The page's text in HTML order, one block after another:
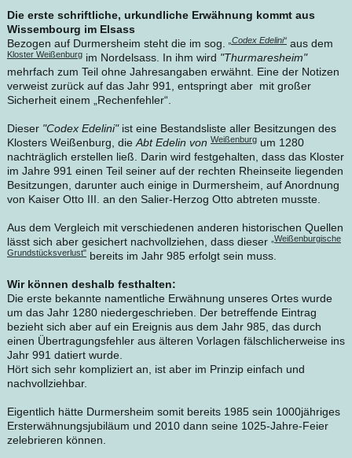
Die erste schriftliche, urkundliche Erwähnung kommt aus
Wissembourg im Elsass
Bezogen auf Durmersheim steht die im sog. „Codex Edelini“aus dem
Kloster Weißenburgim Nordelsass. In ihm wird "Thurmaresheim"
mehrfach zum Teil ohne Jahresangaben erwähnt. Eine der Notizen
verweist zurück auf das Jahr 991, entspringt aber mit großer
Sicherheit einem „Rechenfehler“.
Dieser "Codex Edelini"ist eine Bestandsliste aller Besitzungen des
Klosters Weißenburg, die Abt Edelin von Weißenburgum 1280
nachträglich erstellen ließ. Darin wird festgehalten, dass das Kloster
im Jahre 991 einen Teil seiner auf der rechten Rheinseite liegenden
Besitzungen, darunter auch einige in Durmersheim, auf Anordnung
von Kaiser Otto III. an den Salier-Herzog Otto abtreten musste.
Aus dem Vergleich mit verschiedenen anderen historischen Quellen
lässt sich aber gesichert nachvollziehen, dass dieser
„Weißenburgische
Grundstücksverlust"bereits im Jahr 985 erfolgt sein muss.
Wir können deshalb festhalten:
Die erste bekannte namentliche Erwähnung unseres Ortes wurde
um das Jahr 1280 niedergeschrieben. Der betreffende Eintrag
bezieht sich aber auf ein Ereignis aus dem Jahr 985, das durch
einen Übertragungsfehler aus älteren Vorlagen fälschlicherweise ins
Jahr 991 datiert wurde.
Hört sich sehr kompliziert an, ist aber im Prinzip einfach und
nachvollziehbar.
Eigentlich hätte Durmersheim somit bereits 1985 sein 1000jähriges
Ersterwähnungsjubiläum und 2010 dann seine 1025-Jahre-Feier
zelebrieren können.